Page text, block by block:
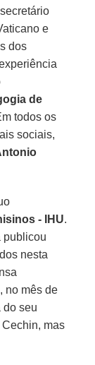
e
dos
de
todos os
sociais,
- IHU.
publicou
nesta
no mês de
do seu
mas